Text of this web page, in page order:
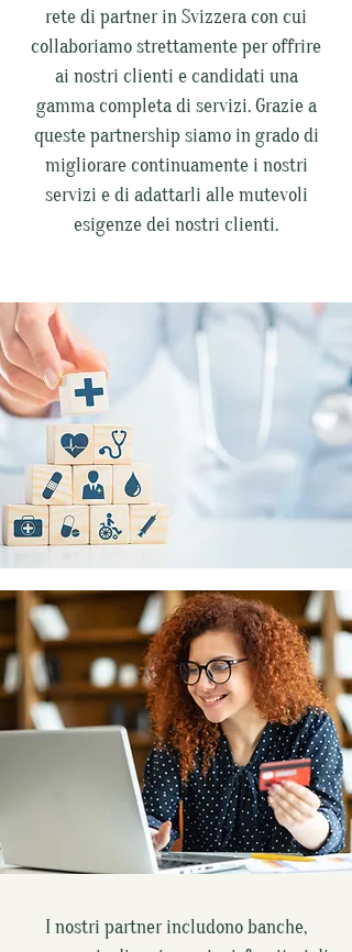
rete di partner in Svizzera con cui
collaboriamo strettamente per offrire
ai nostri clienti e candidati una
gamma completa di servizi. Grazie a
queste partnership siamo in grado di
migliorare continuamente i nostri
servizi e di adattarli alle mutevoli
esigenze dei nostri clienti.
I nostri partner includono banche,